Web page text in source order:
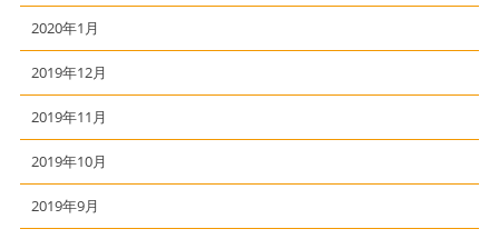
2020年1月
2019年12月
2019年11月
2019年10月
2019年9月